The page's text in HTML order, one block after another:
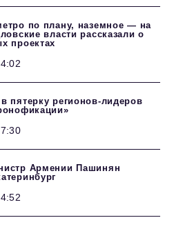
по плану, наземное — на
власти рассказали о
проектах
пятерку регионов-лидеров
Армении Пашинян